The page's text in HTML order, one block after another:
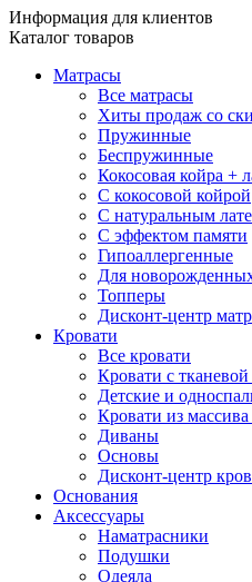
Информация для клиентов
Каталог товаров
Матрасы
Все матрасы
Хиты продаж со
Пружинные
Беспружинные
Кокосовая койра +
С кокосовой койрой
С натуральным
С эффектом памяти
Гипоаллергенные
Для
Топперы
Дисконт-центр
Кровати
Все кровати
Кровати с
Детские и
Кровати из массива
Диваны
Основы
Дисконт-центр
Основания
Аксессуары
Наматрасники
Подушки
Одеяла